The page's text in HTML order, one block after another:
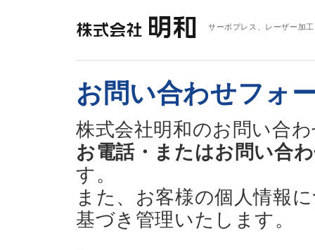
サーボプレス、レーザー加
お問い合わせフォ
株式会社明和のお問い合
お電話・またはお問い合
す。
また、お客様の個人情報
基づき管理いたします。